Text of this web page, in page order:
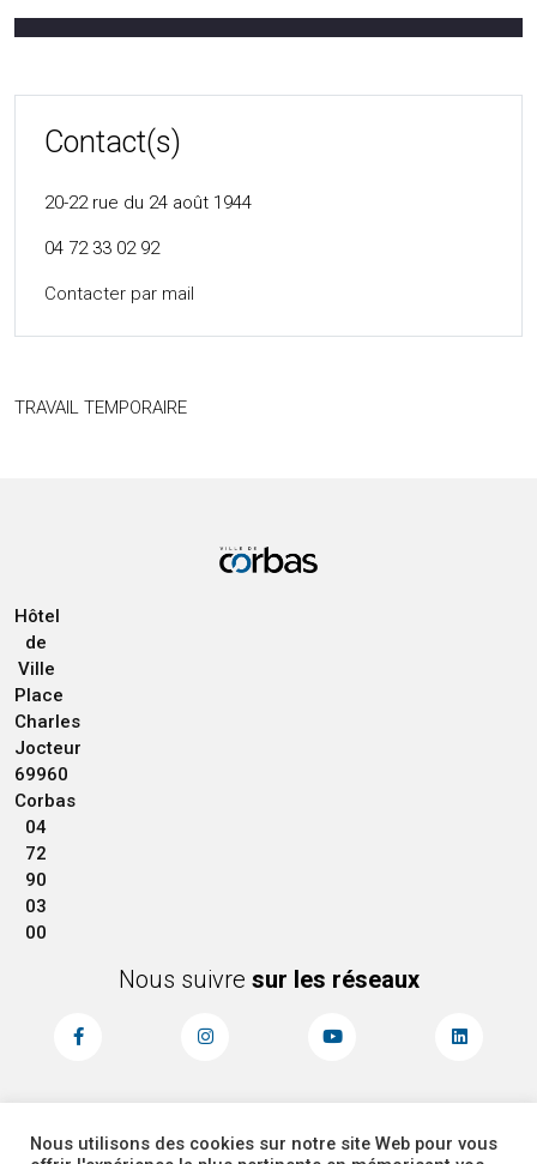
Contact(s)
20-22 rue du 24 août 1944
04 72 33 02 92
Contacter par mail
TRAVAIL TEMPORAIRE
Hôtel
de
Ville
Place
Charles
Jocteur
69960
Corbas
04
72
90
03
00
Nous suivre sur les réseaux
MENTIONS LÉGALES ACCESSIBILITÉ
Nous utilisons des cookies sur notre site Web pour vous